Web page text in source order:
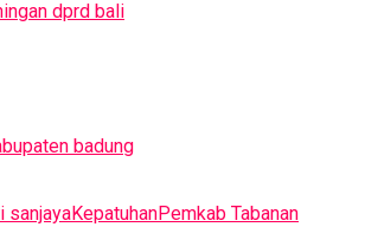
sanjayaKepatuhanPemkab Tabanan